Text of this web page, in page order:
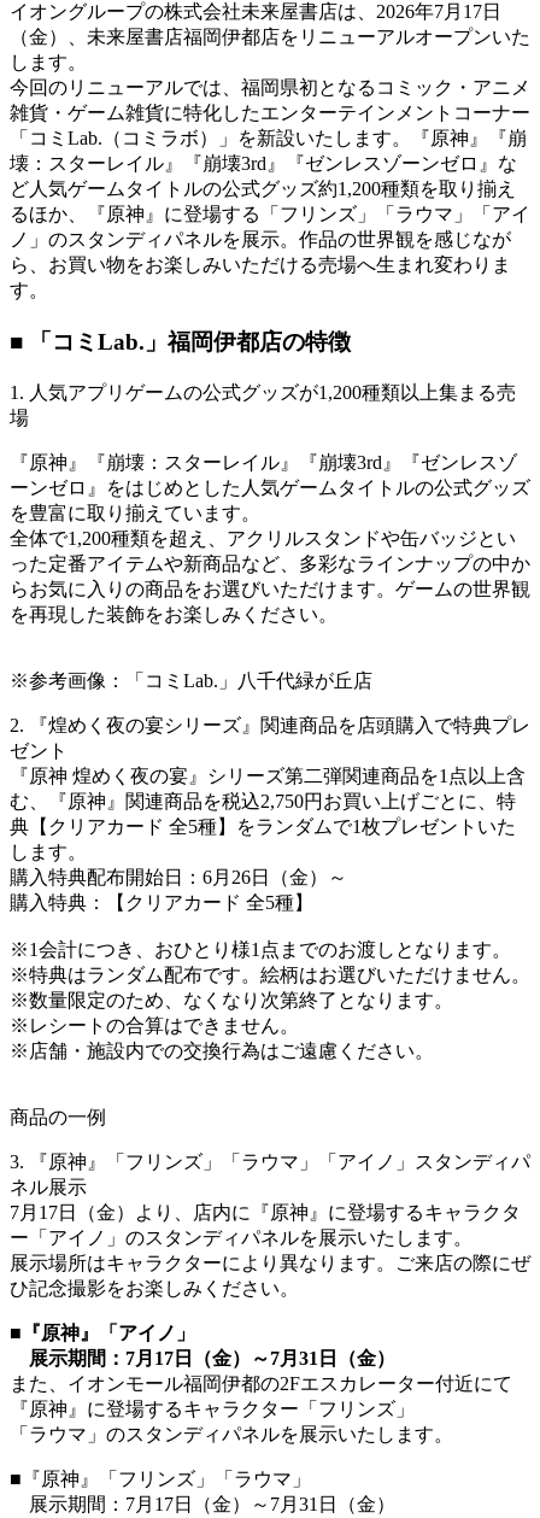
イオングループの株式会社未来屋書店は、2026年7月17日
（金）、未来屋書店福岡伊都店をリニューアルオープンいた
します。
今回のリニューアルでは、福岡県初となるコミック・アニメ
雑貨・ゲーム雑貨に特化したエンターテインメントコーナー
「コミLab.（コミラボ）」を新設いたします。『原神』『崩
壊：スターレイル』『崩壊3rd』『ゼンレスゾーンゼロ』な
ど人気ゲームタイトルの公式グッズ約1,200種類を取り揃え
るほか、『原神』に登場する「フリンズ」「ラウマ」「アイ
ノ」のスタンディパネルを展示。作品の世界観を感じなが
ら、お買い物をお楽しみいただける売場へ生まれ変わりま
す。
■ 「コミLab.」福岡伊都店の特徴
1. 人気アプリゲームの公式グッズが1,200種類以上集まる売
場
『原神』『崩壊：スターレイル』『崩壊3rd』『ゼンレスゾ
ーンゼロ』をはじめとした人気ゲームタイトルの公式グッズ
を豊富に取り揃えています。
全体で1,200種類を超え、アクリルスタンドや缶バッジとい
った定番アイテムや新商品など、多彩なラインナップの中か
らお気に入りの商品をお選びいただけます。ゲームの世界観
を再現した装飾をお楽しみください。
※参考画像：「コミLab.」八千代緑が丘店
2. 『煌めく夜の宴シリーズ』関連商品を店頭購入で特典プレ
ゼント
『原神 煌めく夜の宴』シリーズ第二弾関連商品を1点以上含
む、『原神』関連商品を税込2,750円お買い上げごとに、特
典【クリアカード 全5種】をランダムで1枚プレゼントいた
します。
購入特典配布開始日：6月26日（金）～
購入特典：【クリアカード 全5種】
※1会計につき、おひとり様1点までのお渡しとなります。
※特典はランダム配布です。絵柄はお選びいただけません。
※数量限定のため、なくなり次第終了となります。
※レシートの合算はできません。
※店舗・施設内での交換行為はご遠慮ください。
商品の一例
3. 『原神』「フリンズ」「ラウマ」「アイノ」スタンディパ
ネル展示
7月17日（金）より、店内に『原神』に登場するキャラクタ
ー「アイノ」のスタンディパネルを展示いたします。
展示場所はキャラクターにより異なります。ご来店の際にぜ
ひ記念撮影をお楽しみください。
■『原神』「アイノ」
展示期間：7月17日（金）～7月31日（金）
また、イオンモール福岡伊都の2Fエスカレーター付近にて
『原神』に登場するキャラクター「フリンズ」
「ラウマ」のスタンディパネルを展示いたします。
■『原神』「フリンズ」「ラウマ」
展示期間：7月17日（金）～7月31日（金）